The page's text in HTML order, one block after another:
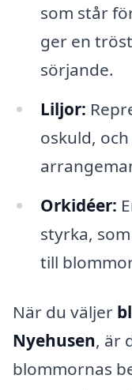
som står
ger en
sörjande.
Liljor:
oskuld,
Orkidéer:
styrka,
till
När du väljer
Nyehusen, är
blommornas